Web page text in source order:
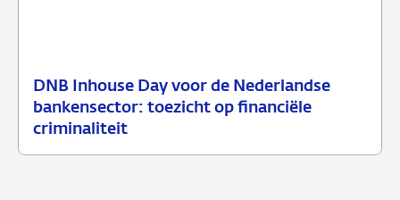
DNB Inhouse Day voor de Nederlandse
bankensector: toezicht op financiële
criminaliteit
16
juli
Nieuwsbericht
toezicht